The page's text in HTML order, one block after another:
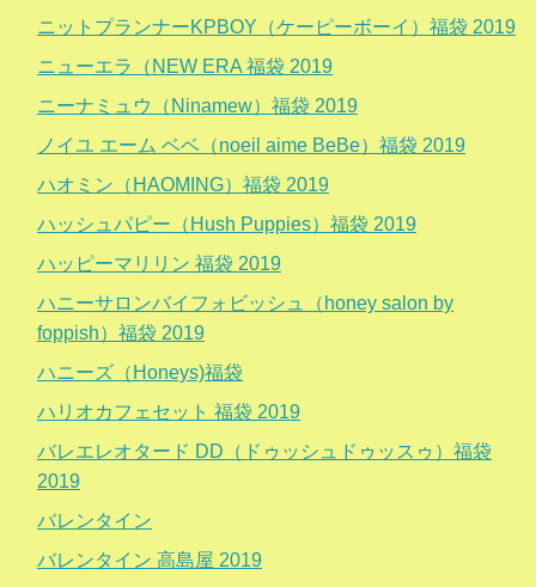
ニットプランナーKPBOY（ケーピーボーイ）福袋 2019
ニューエラ（NEW ERA 福袋 2019
ニーナミュウ（Ninamew）福袋 2019
ノイユ エーム ベベ（noeil aime BeBe）福袋 2019
ハオミン（HAOMING）福袋 2019
ハッシュパピー（Hush Puppies）福袋 2019
ハッピーマリリン 福袋 2019
ハニーサロンバイフォビッシュ（honey salon by
foppish）福袋 2019
ハニーズ（Honeys)福袋
ハリオカフェセット 福袋 2019
バレエレオタード DD（ドゥッシュドゥッスゥ）福袋
2019
バレンタイン
バレンタイン 高島屋 2019